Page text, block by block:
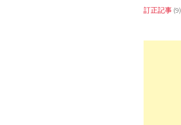
訂正記事 (9)